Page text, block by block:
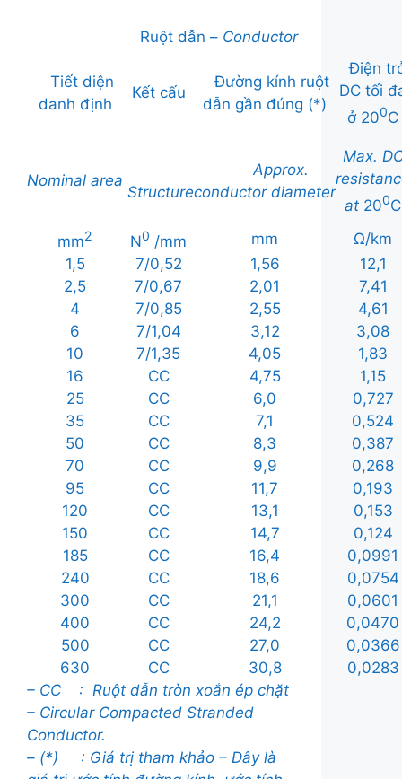
Ruột dẫn – Conductor
Tiết diện
danh định
Kết cấu
Đường kính ruột
dẫn gần đúng (*)
Điện
DC tối
ở 200C
Nominal area
Structure
Approx.
conductor diameter
Max.
at 200C
mm2 N0 /mm mm
Ω/km
1,5
7/0,52 1,56
12,1
2,5
7/0,67 2,01
7,41
4
7/0,85 2,55
4,61
6
7/1,04 3,12
3,08
10
7/1,35 4,05
1,83
16
CC 4,75
1,15
25
CC 6,0
0,727
35
CC 7,1
0,524
50
CC 8,3
0,387
70
CC 9,9
0,268
95
CC 11,7
0,193
120
CC 13,1
0,153
150
CC 14,7
0,124
185
CC 16,4
0,0991
240
CC 18,6
0,0754
300
CC 21,1
0,0601
400
CC 24,2
0,0470
500
CC 27,0
0,0366
630
CC 30,8
0,0283
– CC : Ruột dẫn tròn xoắn ép chặt
– Circular Compacted Stranded
Conductor.
– (*) : Giá trị tham khảo – Đây là